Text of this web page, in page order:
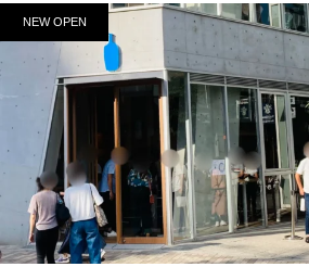
NEW OPEN